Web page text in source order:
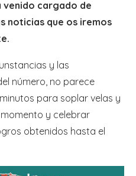
venido cargado de
noticias que os iremos
y las
número, no parece
para soplar velas y
y celebrar
obtenidos hasta el